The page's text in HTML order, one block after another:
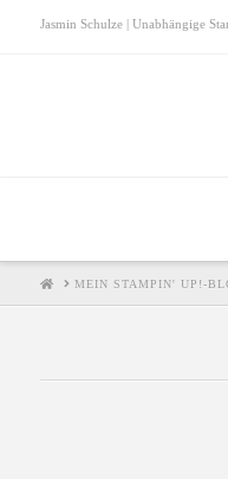
Jasmin Schulze | Unabhängige
HOMEMEIN STAMPIN' UP!-